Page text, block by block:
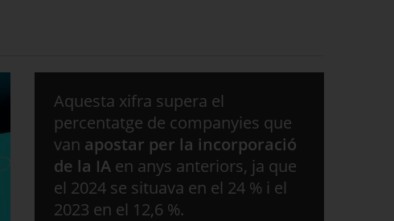
Aquesta xifra supera el
percentatge de companyies que
van apostar per la incorporació
de la IA en anys anteriors, ja que
el 2024 se situava en el 24 % i el
2023 en el 12,6 %.